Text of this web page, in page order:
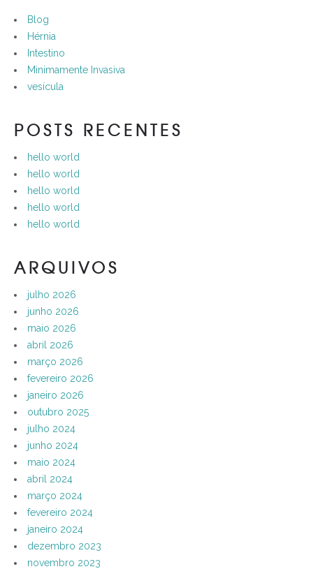
Blog
Hérnia
Intestino
Minimamente Invasiva
vesícula
POSTS RECENTES
hello world
hello world
hello world
hello world
hello world
ARQUIVOS
julho 2026
junho 2026
maio 2026
abril 2026
março 2026
fevereiro 2026
janeiro 2026
outubro 2025
julho 2024
junho 2024
maio 2024
abril 2024
março 2024
fevereiro 2024
janeiro 2024
dezembro 2023
novembro 2023